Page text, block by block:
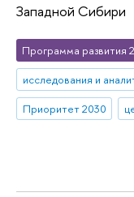
Западной Сибири
Программа развития
исследования и
Приоритет 2030